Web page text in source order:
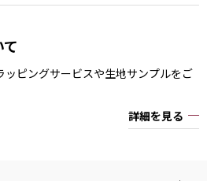
ッピングサービスや生地サンプルをご
詳細を見る